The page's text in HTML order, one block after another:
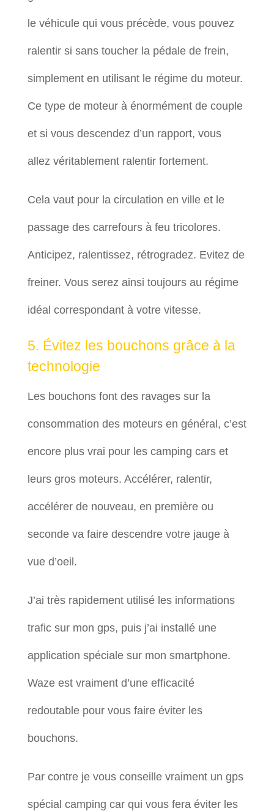
le véhicule qui vous précède, vous pouvez
ralentir si sans toucher la pédale de frein,
simplement en utilisant le régime du moteur.
Ce type de moteur à énormément de couple
et si vous descendez d’un rapport, vous
allez véritablement ralentir fortement.
Cela vaut pour la circulation en ville et le
passage des carrefours à feu tricolores.
Anticipez, ralentissez, rétrogradez. Evitez de
freiner. Vous serez ainsi toujours au régime
idéal correspondant à votre vitesse.
5. Évitez les bouchons grâce à la
technologie
Les bouchons font des ravages sur la
consommation des moteurs en général, c’est
encore plus vrai pour les camping cars et
leurs gros moteurs. Accélérer, ralentir,
accélérer de nouveau, en première ou
seconde va faire descendre votre jauge à
vue d’oeil.
J’ai très rapidement utilisé les informations
trafic sur mon gps, puis j’ai installé une
application spéciale sur mon smartphone.
Waze est vraiment d’une efficacité
redoutable pour vous faire éviter les
bouchons.
Par contre je vous conseille vraiment un gps
spécial camping car qui vous fera éviter les